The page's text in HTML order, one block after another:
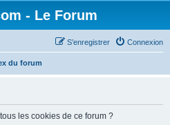
- Le Forum
Connexion
S’enregistrer
du forum
les cookies de ce forum ?